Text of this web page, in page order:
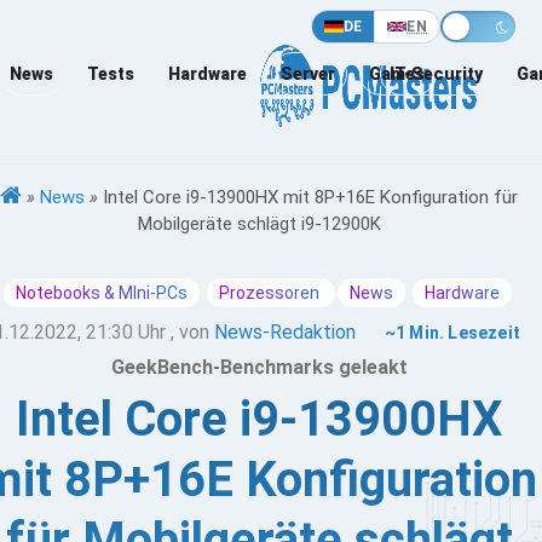
DE EN
News Tests Hardware Server Games
IT-Security
» News » Intel Core i9-13900HX mit 8P+16E Konfiguration für
Mobilgeräte schlägt i9-12900K
Notebooks & MIni-PCs Prozessoren News Hardware
21:30 Uhr , von News-Redaktion ~1 Min. Lesezeit
GeekBench-Benchmarks geleakt
Intel Core i9-13900HX
8P+16E Konfiguration